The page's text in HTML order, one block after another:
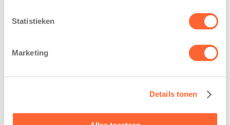
Statistieken
Marketing
Details tonen
voor de Kids First
realisatie van een
Leeuwarden Zuid.